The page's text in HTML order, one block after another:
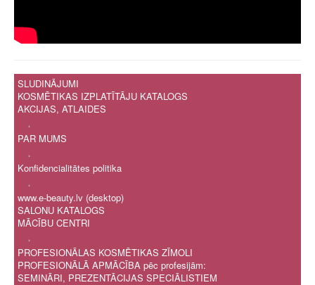
SLUDINĀJUMI
KOSMĒTIKAS IZPLATĪTĀJU KATALOGS
AKCIJAS, ATLAIDES
.
PAR MUMS
.
Konfidencialitātes politika
.
www.e-beauty.lv (desktop)
SALONU KATALOGS
MĀCĪBU CENTRI
.
PROFESIONĀLAS KOSMĒTIKAS ZĪMOLI
PROFESIONĀLĀ APMĀCĪBA pēc profesijām:
SEMINĀRI, PREZENTĀCIJAS SPECIĀLISTIEM